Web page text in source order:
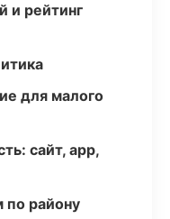
и рейтинг
для малого
сайт, app,
по району